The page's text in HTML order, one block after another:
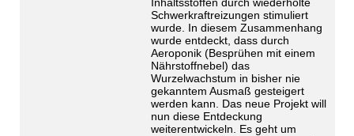
Inhaltsstoffen durch wiederholte
Schwerkraftreizungen stimuliert
wurde. In diesem Zusammenhang
wurde entdeckt, dass durch
Aeroponik (Besprühen mit einem
Nährstoffnebel) das
Wurzelwachstum in bisher nie
gekanntem Ausmaß gesteigert
werden kann. Das neue Projekt will
nun diese Entdeckung
weiterentwickeln. Es geht um